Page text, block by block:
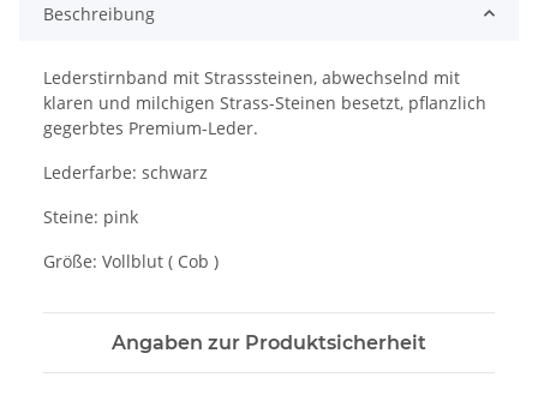
Beschreibung
Lederstirnband mit Strasssteinen, abwechselnd mit
klaren und milchigen Strass-Steinen besetzt, pflanzlich
gegerbtes Premium-Leder.
Lederfarbe: schwarz
Steine: pink
Größe: Vollblut ( Cob )
Angaben zur Produktsicherheit